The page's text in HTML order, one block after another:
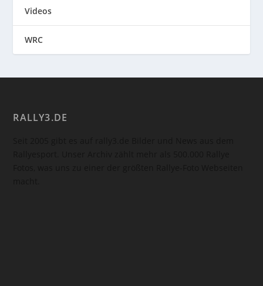
Videos
WRC
RALLY3.DE